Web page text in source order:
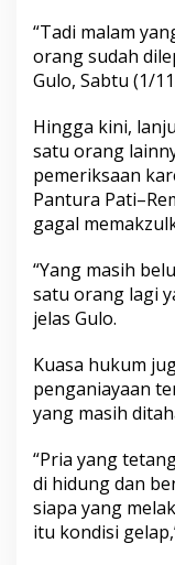
“Tadi malam
orang sudah
Gulo, Sabtu (1/
Hingga kini,
satu orang
pemeriksaan
Pantura
gagal
“Yang masih
satu orang lagi
jelas Gulo.
Kuasa hukum
penganiayaan
yang masih
“Pria yang
di hidung dan
siapa yang
itu kondisi